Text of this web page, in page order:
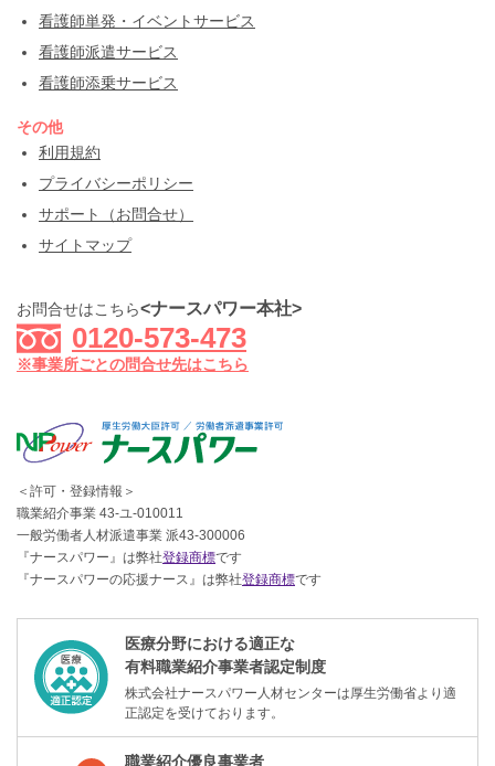
看護師単発・イベントサービス
看護師派遣サービス
看護師添乗サービス
その他
利用規約
プライバシーポリシー
サポート（お問合せ）
サイトマップ
お問合せはこちら<ナースパワー本社>
0120-573-473
※事業所ごとの問合せ先はこちら
＜許可・登録情報＞
職業紹介事業 43-ユ-010011
一般労働者人材派遣事業 派43-300006
『ナースパワー』は弊社登録商標です
『ナースパワーの応援ナース』は弊社登録商標です
医療分野における適正な
有料職業紹介事業者認定制度
株式会社ナースパワー人材センターは厚生労働省より適
正認定を受けております。
職業紹介優良事業者